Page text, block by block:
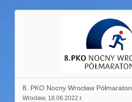
8. PKO Nocny Wrocław Półmaraton
Wrocław, 18.06.2022 r.